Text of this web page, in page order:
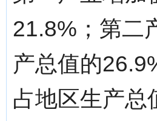
21.8%；第二
产总值的
占地区生产总